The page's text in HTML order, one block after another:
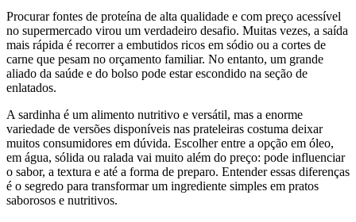
Procurar fontes de proteína de alta qualidade e com preço acessível
no supermercado virou um verdadeiro desafio. Muitas vezes, a saída
mais rápida é recorrer a embutidos ricos em sódio ou a cortes de
carne que pesam no orçamento familiar. No entanto, um grande
aliado da saúde e do bolso pode estar escondido na seção de
enlatados.
A sardinha é um alimento nutritivo e versátil, mas a enorme
variedade de versões disponíveis nas prateleiras costuma deixar
muitos consumidores em dúvida. Escolher entre a opção em óleo,
em água, sólida ou ralada vai muito além do preço: pode influenciar
o sabor, a textura e até a forma de preparo. Entender essas diferenças
é o segredo para transformar um ingrediente simples em pratos
saborosos e nutritivos.